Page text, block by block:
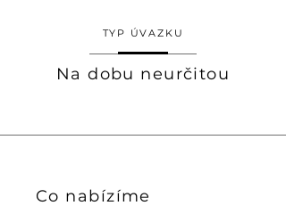
TYP ÚVAZKU
Na dobu neurčitou
Co nabízíme